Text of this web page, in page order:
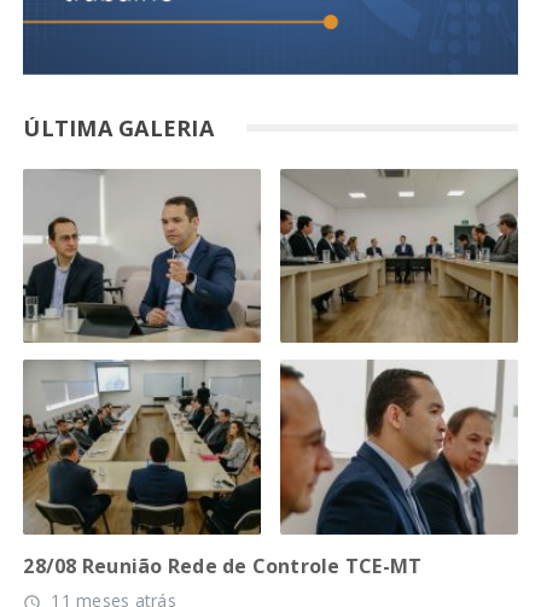
ÚLTIMA GALERIA
28/08 Reunião Rede de Controle TCE-MT
access_time 11 meses atrás